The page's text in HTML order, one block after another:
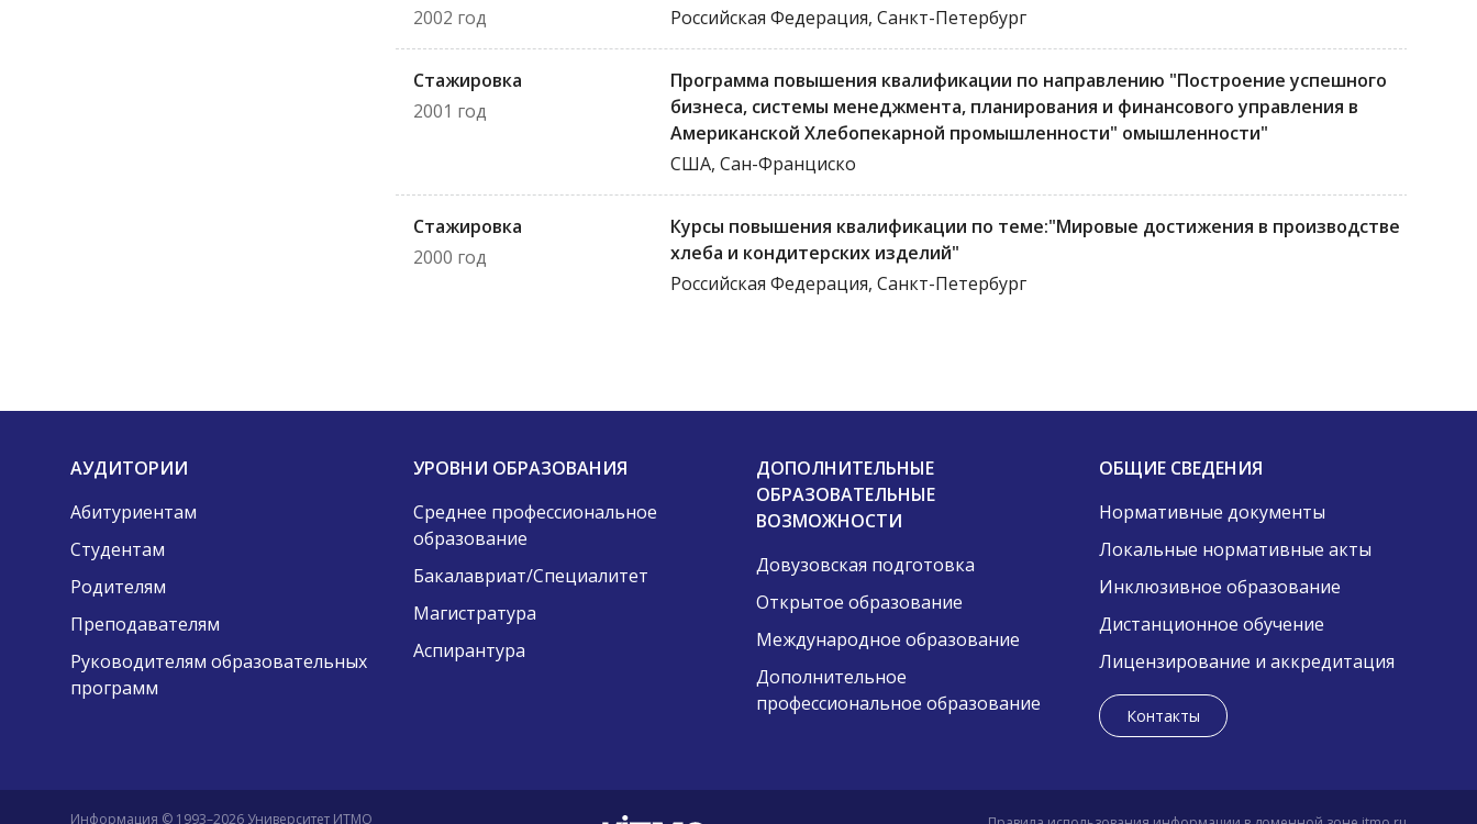
2002 год
Российская Федерация, Санкт-Петербург
Стажировка
2001 год
Программа повышения квалификации по направлению "Построение успешного
бизнеса, системы менеджмента, планирования и финансового управления в
Американской Хлебопекарной промышленности" омышленности"
США, Сан-Франциско
Стажировка
2000 год
Курсы повышения квалификации по теме:"Мировые достижения в производстве
хлеба и кондитерских изделий"
Российская Федерация, Санкт-Петербург
АУДИТОРИИ
Абитуриентам
Студентам
Родителям
Преподавателям
Руководителям образовательных
программ
УРОВНИ ОБРАЗОВАНИЯ
Среднее профессиональное
образование
Бакалавриат/Специалитет
Магистратура
Аспирантура
ДОПОЛНИТЕЛЬНЫЕ
ОБРАЗОВАТЕЛЬНЫЕ
ВОЗМОЖНОСТИ
Довузовская подготовка
Открытое образование
Международное образование
Дополнительное
профессиональное образование
ОБЩИЕ СВЕДЕНИЯ
Нормативные документы
Локальные нормативные акты
Инклюзивное образование
Дистанционное обучение
Лицензирование и аккредитация
Контакты
Информация © 1993–2026 Университет ИТМО